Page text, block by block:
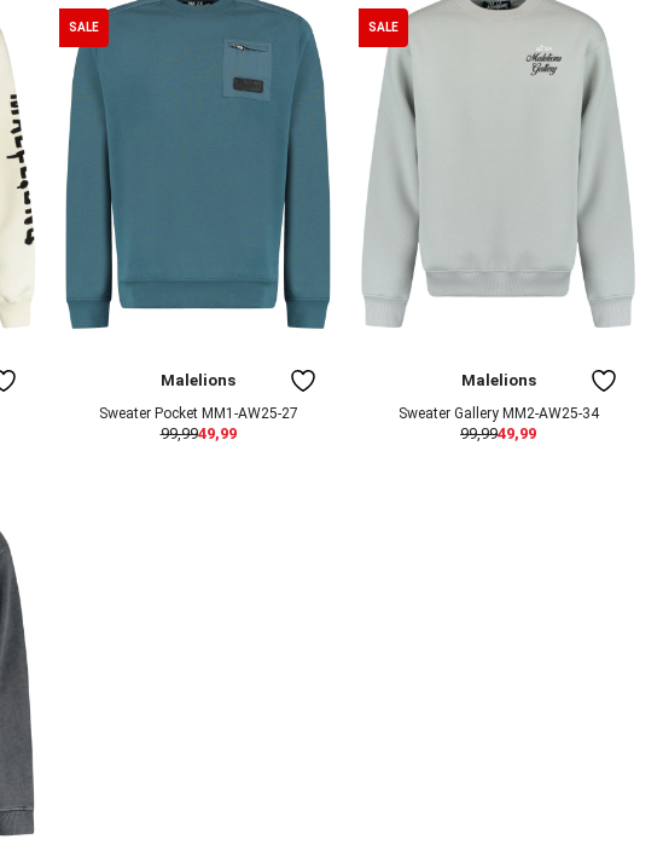
SALE
Malelions
Sweater Pocket MM1-AW25-27
99,9949,99
SALE
Malelions
Sweater Gallery MM2-AW25-34
99,9949,99